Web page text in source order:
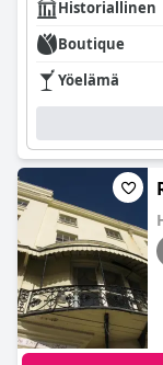
Historiallinen
Boutique
Yöelämä